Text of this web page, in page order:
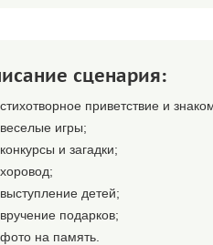
сценария:
стихотворное приветствие и
веселые игры;
конкурсы и загадки;
хоровод;
выступление детей;
вручение подарков;
фото на память.